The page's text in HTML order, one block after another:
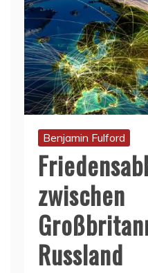
Benjamin Fulford
zwischen
Russland